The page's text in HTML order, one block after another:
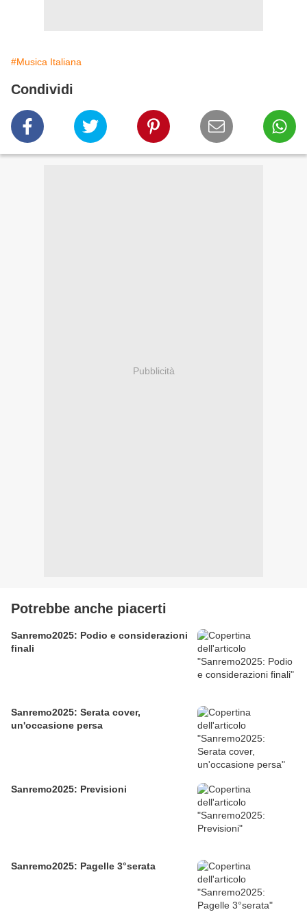
#Musica Italiana
Condividi
Pubblicità
Potrebbe anche piacerti
Sanremo2025: Podio e considerazioni
finali
Sanremo2025: Serata cover,
un'occasione persa
Sanremo2025: Previsioni
Sanremo2025: Pagelle 3°serata